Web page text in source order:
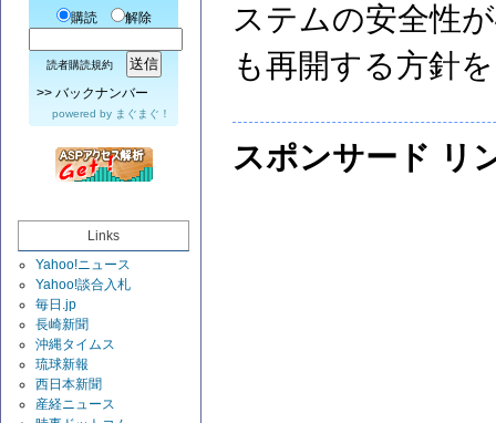
購読
解除
読者購読規約
>> バックナンバー
powered by まぐまぐ！
Links
Yahoo!ニュース
Yahoo!談合入札
毎日.jp
長崎新聞
沖縄タイムス
琉球新報
西日本新聞
産経ニュース
ステムの安全性
も再開する方針
スポンサード リ